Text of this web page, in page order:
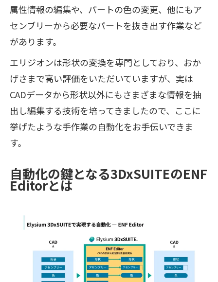
属性情報の編集や、パートの色の変更、他にもア
センブリーから必要なパートを抜き出す作業など
があります。
エリジオンは形状の変換を専門としており、おか
げさまで高い評価をいただいていますが、実は
CADデータから形状以外にもさまざまな情報を抽
出し編集する技術を培ってきましたので、ここに
挙げたような手作業の自動化をお手伝いできま
す。
自動化の鍵となる3DxSUITEのENF
Editorとは